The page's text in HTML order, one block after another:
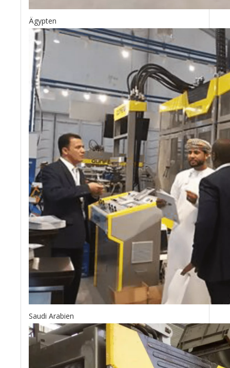
Ägypten
Saudi Arabien